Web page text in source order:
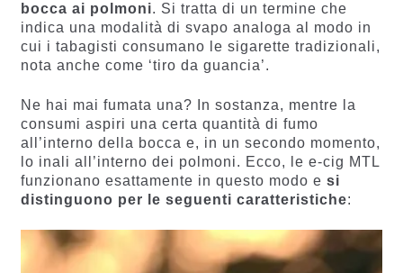
bocca ai polmoni. Si tratta di un termine che
indica una modalità di svapo analoga al modo in
cui i tabagisti consumano le sigarette tradizionali,
nota anche come ‘tiro da guancia’.
Ne hai mai fumata una? In sostanza, mentre la
consumi aspiri una certa quantità di fumo
all’interno della bocca e, in un secondo momento,
lo inali all’interno dei polmoni. Ecco, le e-cig MTL
funzionano esattamente in questo modo e si
distinguono per le seguenti caratteristiche: